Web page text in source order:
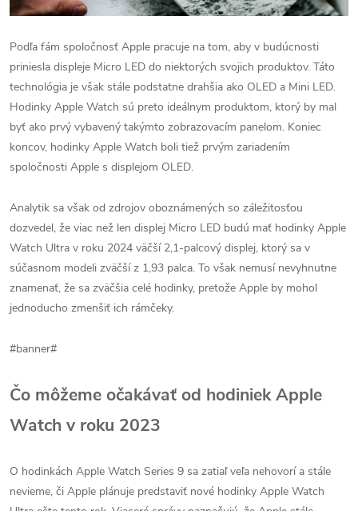
Podľa fám spoločnosť Apple pracuje na tom, aby v budúcnosti
priniesla displeje Micro LED do niektorých svojich produktov. Táto
technológia je však stále podstatne drahšia ako OLED a Mini LED.
Hodinky Apple Watch sú preto ideálnym produktom, ktorý by mal
byť ako prvý vybavený takýmto zobrazovacím panelom. Koniec
koncov, hodinky Apple Watch boli tiež prvým zariadením
spoločnosti Apple s displejom OLED.
Analytik sa však od zdrojov oboznámených so záležitosťou
dozvedel, že viac než len displej Micro LED budú mať hodinky Apple
Watch Ultra v roku 2024 väčší 2,1-palcový displej, ktorý sa v
súčasnom modeli zväčší z 1,93 palca. To však nemusí nevyhnutne
znamenať, že sa zväčšia celé hodinky, pretože Apple by mohol
jednoducho zmenšiť ich rámčeky.
#banner#
Čo môžeme očakávať od hodiniek Apple
Watch v roku 2023
O hodinkách Apple Watch Series 9 sa zatiaľ veľa nehovorí a stále
nevieme, či Apple plánuje predstaviť nové hodinky Apple Watch